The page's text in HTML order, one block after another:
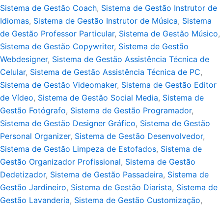
Sistema de Gestão Coach, Sistema de Gestão Instrutor de
Idiomas, Sistema de Gestão Instrutor de Música, Sistema
de Gestão Professor Particular, Sistema de Gestão Músico,
Sistema de Gestão Copywriter, Sistema de Gestão
Webdesigner, Sistema de Gestão Assistência Técnica de
Celular, Sistema de Gestão Assistência Técnica de PC,
Sistema de Gestão Videomaker, Sistema de Gestão Editor
de Vídeo, Sistema de Gestão Social Media, Sistema de
Gestão Fotógrafo, Sistema de Gestão Programador,
Sistema de Gestão Designer Gráfico, Sistema de Gestão
Personal Organizer, Sistema de Gestão Desenvolvedor,
Sistema de Gestão Limpeza de Estofados, Sistema de
Gestão Organizador Profissional, Sistema de Gestão
Dedetizador, Sistema de Gestão Passadeira, Sistema de
Gestão Jardineiro, Sistema de Gestão Diarista, Sistema de
Gestão Lavanderia, Sistema de Gestão Customização,